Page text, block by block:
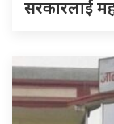
सरकारलाई